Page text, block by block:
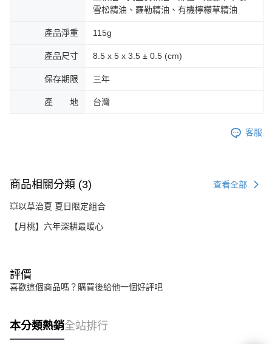
雪松精油、羅勒精油、有機檸檬草精油
產品淨重 115g
產品尺寸 8.5 x 5 x 3.5 ± 0.5 (cm)
保存期限 三年
產 地 台灣
客服
商品相關分類 (3) 查看全部
💥以草治夏 夏日限定組合
【月桃】六年深耕最暖心
評價
喜歡這個商品嗎？購買後給他一個好評吧
本分類熱銷全站排行